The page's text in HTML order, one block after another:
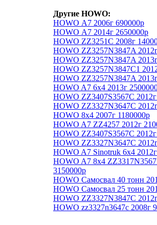
Другие HOWO:
HOWO А7 2006г 690000р
HOWO А7 2014г 2650000р
HOWO ZZ3251C 2008г
HOWO ZZ3257N3847A
HOWO ZZ3257N3847A
HOWO ZZ3257N3847C1
HOWO ZZ3257N3847A
HOWO A7 6x4 2013г
HOWO ZZ3407S3567C
HOWO ZZ3327N3647C
HOWO 8х4 2007г 1180000р
HOWO A7 ZZ4257 2012г
HOWO ZZ3407S3567C
HOWO ZZ3327N3647C
HOWO A7 Sinotruk 6x4
HOWO A7 8x4
3150000р
HOWO Самосвал 40 тонн
HOWO Самосвал 25 тонн
HOWO ZZ3327N3847C
HOWO zz3327n3647c 2008г